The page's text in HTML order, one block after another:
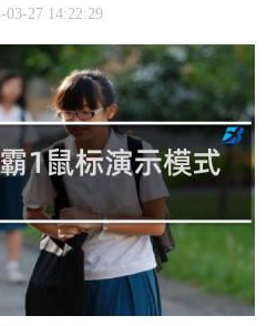
03-27 14:22:29